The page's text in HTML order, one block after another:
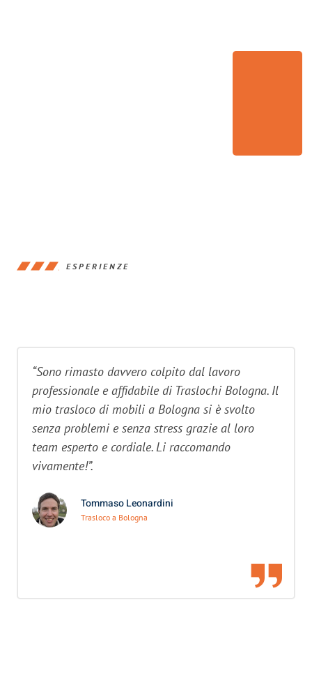
ESPERIENZE
“Sono rimasto davvero colpito dal lavoro
professionale e affidabile di Traslochi Bologna. Il
mio trasloco di mobili a Bologna si è svolto
senza problemi e senza stress grazie al loro
team esperto e cordiale. Li raccomando
vivamente!”.
Tommaso Leonardini
Trasloco a Bologna